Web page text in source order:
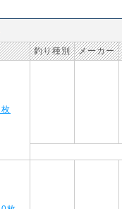
釣り種別 メーカー